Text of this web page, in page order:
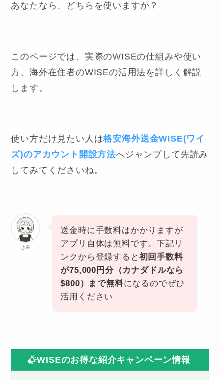
あなたなら、どちらを使いますか？
このページでは、実際のWISEの仕組みや使い
方、海外在住者のWISEの活用法を詳しく解説
します。
使い方だけ見たい人は格安海外送金WISE(ワイ
ズ)のアカウント開設方法へジャンプして先読み
してみてくださいね。
きみ
送金時に手数料はかかりますが
アプリ自体は無料です。下記リ
ンクから登録すると 初回手数料
が75,000円分 （カナダドルなら
$800）
まで無料になるのでぜひ
活用ください
WISEのお得な紹介キャンペーン情報